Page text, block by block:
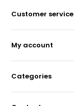
Customer service
My account
Categories